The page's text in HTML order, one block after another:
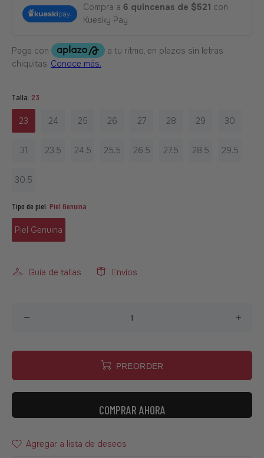
Compra a 6 quincenas de $521 con
Kuesky Pay
Talla: 23
23 24 25 26 27 28 29 30
31 23.5 24.5 25.5 26.5 27.5 28.5 29.5
30.5
Tipo de piel: Piel Genuina
Piel Genuina
Guía de tallas Envíos
PREORDER
COMPRAR AHORA
Agregar a lista de deseos